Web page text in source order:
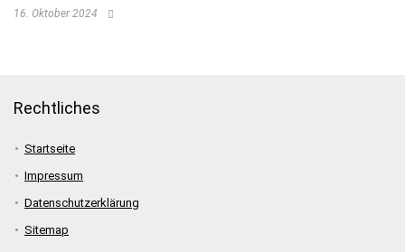
16. Oktober 2024
Rechtliches
Startseite
Impressum
Datenschutzerklärung
Sitemap